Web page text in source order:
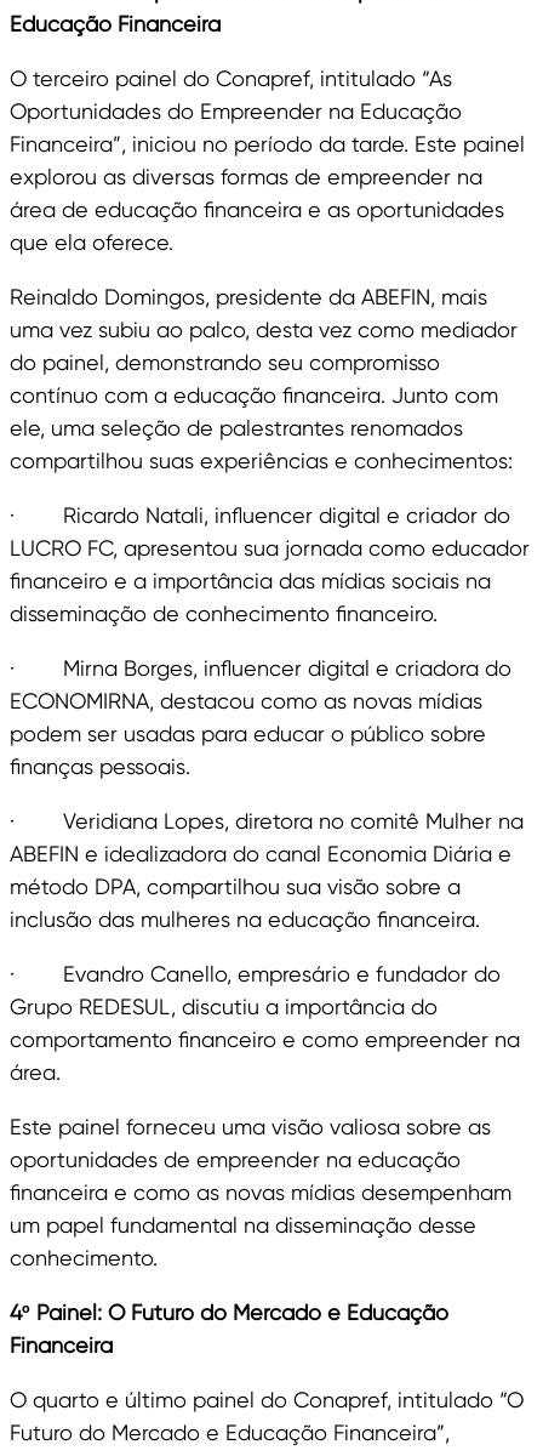
Educação Financeira
O terceiro painel do Conapref, intitulado “As
Oportunidades do Empreender na Educação
Financeira”, iniciou no período da tarde. Este painel
explorou as diversas formas de empreender na
área de educação financeira e as oportunidades
que ela oferece.
Reinaldo Domingos, presidente da ABEFIN, mais
uma vez subiu ao palco, desta vez como mediador
do painel, demonstrando seu compromisso
contínuo com a educação financeira. Junto com
ele, uma seleção de palestrantes renomados
compartilhou suas experiências e conhecimentos:
· Ricardo Natali, influencer digital e criador do
LUCRO FC, apresentou sua jornada como educador
financeiro e a importância das mídias sociais na
disseminação de conhecimento financeiro.
· Mirna Borges, influencer digital e criadora do
ECONOMIRNA, destacou como as novas mídias
podem ser usadas para educar o público sobre
finanças pessoais.
· Veridiana Lopes, diretora no comitê Mulher na
ABEFIN e idealizadora do canal Economia Diária e
método DPA, compartilhou sua visão sobre a
inclusão das mulheres na educação financeira.
· Evandro Canello, empresário e fundador do
Grupo REDESUL, discutiu a importância do
comportamento financeiro e como empreender na
área.
Este painel forneceu uma visão valiosa sobre as
oportunidades de empreender na educação
financeira e como as novas mídias desempenham
um papel fundamental na disseminação desse
conhecimento.
4º Painel: O Futuro do Mercado e Educação
Financeira
O quarto e último painel do Conapref, intitulado “O
Futuro do Mercado e Educação Financeira”,